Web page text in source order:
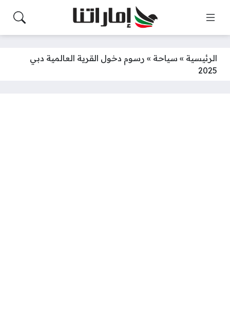
الرئيسية » سياحة » رسوم دخول القرية العالمية دبي
2025